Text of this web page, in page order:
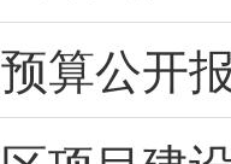
算公开